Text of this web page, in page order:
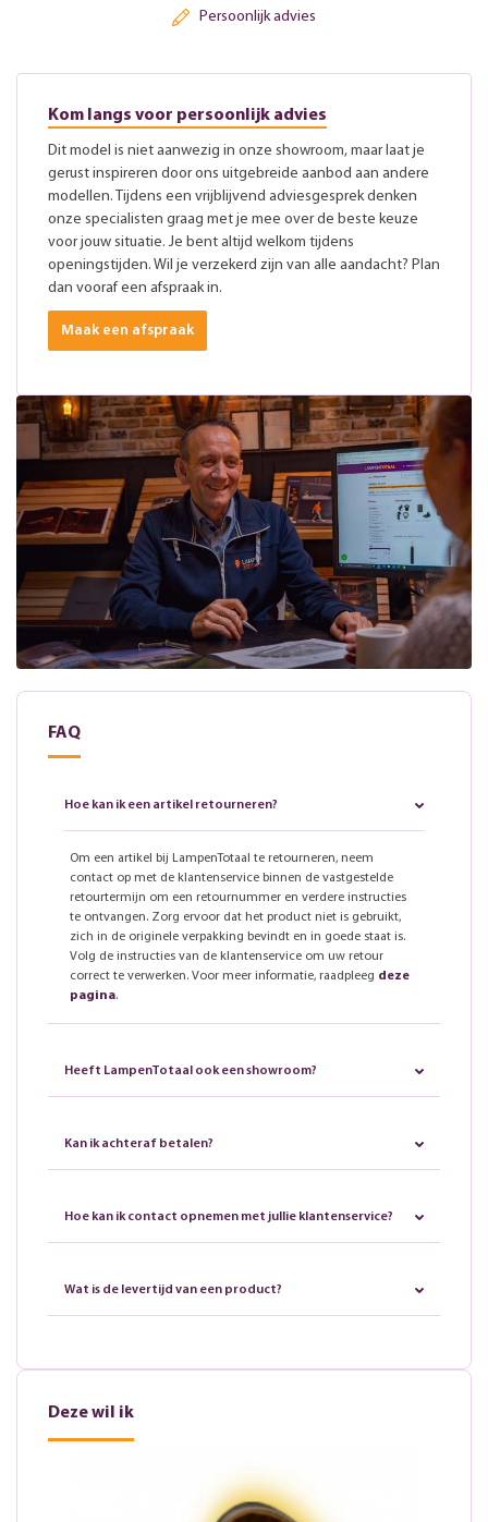
Persoonlijk advies
Kom langs voor persoonlijk advies
Dit model is niet aanwezig in onze showroom, maar laat je
gerust inspireren door ons uitgebreide aanbod aan andere
modellen. Tijdens een vrijblijvend adviesgesprek denken
onze specialisten graag met je mee over de beste keuze
voor jouw situatie. Je bent altijd welkom tijdens
openingstijden. Wil je verzekerd zijn van alle aandacht? Plan
dan vooraf een afspraak in.
Maak een afspraak
FAQ
Hoe kan ik een artikel retourneren?
Om een artikel bij LampenTotaal te retourneren, neem
contact op met de klantenservice binnen de vastgestelde
retourtermijn om een retournummer en verdere instructies
te ontvangen. Zorg ervoor dat het product niet is gebruikt,
zich in de originele verpakking bevindt en in goede staat is.
Volg de instructies van de klantenservice om uw retour
correct te verwerken. Voor meer informatie, raadpleeg deze
pagina.
Heeft LampenTotaal ook een showroom?
Kan ik achteraf betalen?
Hoe kan ik contact opnemen met jullie klantenservice?
Wat is de levertijd van een product?
Deze wil ik